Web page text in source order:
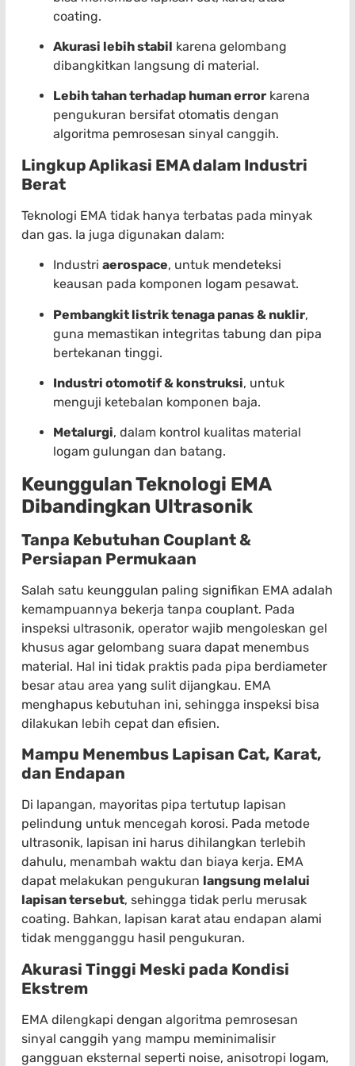
coating.
Akurasi lebih stabil karena gelombang
dibangkitkan langsung di material.
Lebih tahan terhadap human error karena
pengukuran bersifat otomatis dengan
algoritma pemrosesan sinyal canggih.
Lingkup Aplikasi EMA dalam Industri
Berat
Teknologi EMA tidak hanya terbatas pada minyak
dan gas. Ia juga digunakan dalam:
Industri aerospace, untuk mendeteksi
keausan pada komponen logam pesawat.
Pembangkit listrik tenaga panas & nuklir,
guna memastikan integritas tabung dan pipa
bertekanan tinggi.
Industri otomotif & konstruksi, untuk
menguji ketebalan komponen baja.
Metalurgi, dalam kontrol kualitas material
logam gulungan dan batang.
Keunggulan Teknologi EMA
Dibandingkan Ultrasonik
Tanpa Kebutuhan Couplant &
Persiapan Permukaan
Salah satu keunggulan paling signifikan EMA adalah
kemampuannya bekerja tanpa couplant. Pada
inspeksi ultrasonik, operator wajib mengoleskan gel
khusus agar gelombang suara dapat menembus
material. Hal ini tidak praktis pada pipa berdiameter
besar atau area yang sulit dijangkau. EMA
menghapus kebutuhan ini, sehingga inspeksi bisa
dilakukan lebih cepat dan efisien.
Mampu Menembus Lapisan Cat, Karat,
dan Endapan
Di lapangan, mayoritas pipa tertutup lapisan
pelindung untuk mencegah korosi. Pada metode
ultrasonik, lapisan ini harus dihilangkan terlebih
dahulu, menambah waktu dan biaya kerja. EMA
dapat melakukan pengukuran langsung melalui
lapisan tersebut, sehingga tidak perlu merusak
coating. Bahkan, lapisan karat atau endapan alami
tidak mengganggu hasil pengukuran.
Akurasi Tinggi Meski pada Kondisi
Ekstrem
EMA dilengkapi dengan algoritma pemrosesan
sinyal canggih yang mampu meminimalisir
gangguan eksternal seperti noise, anisotropi logam,